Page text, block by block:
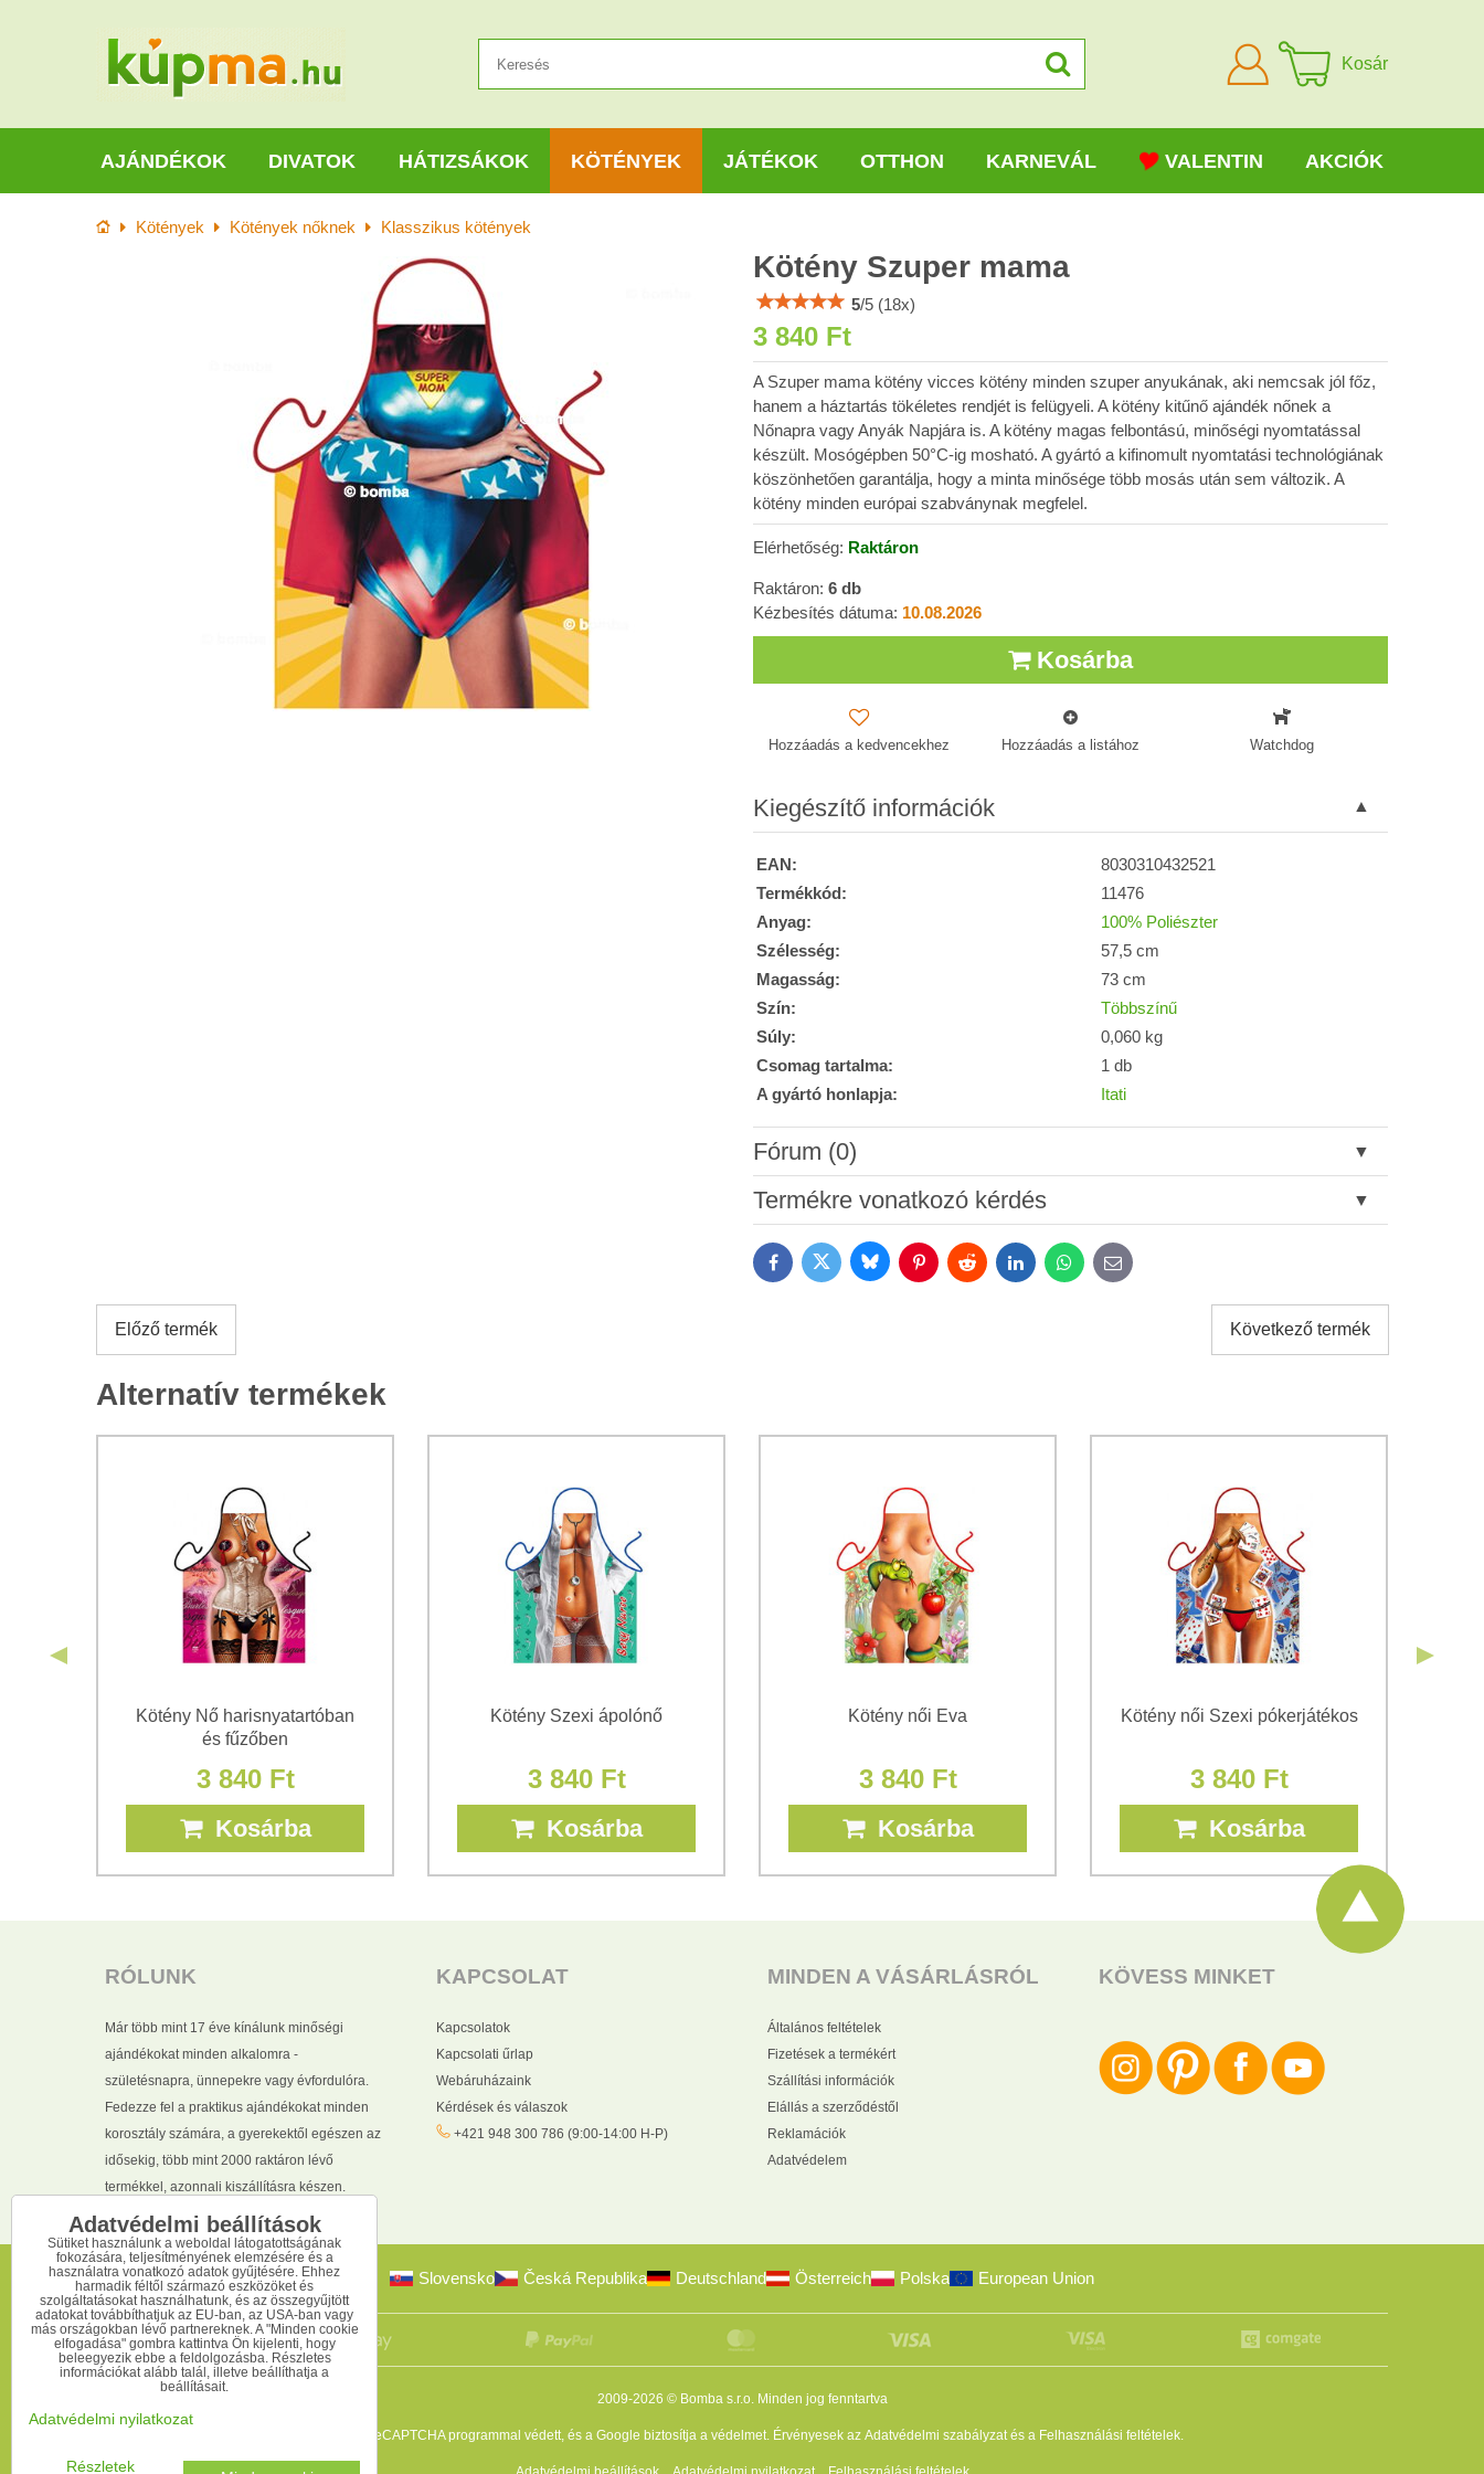
Bejelentkezni
Kosár
AJÁNDÉKOK DIVATOK HÁTIZSÁKOK KÖTÉNYEK JÁTÉKOK OTTHON KARNEVÁL VALENTIN AKCIÓK
KezdőlapKötények Kötények nőknek Klasszikus kötények
Kötény Szuper mama
5/5 (18x)
3 840 Ft
A Szuper mama kötény vicces kötény minden szuper anyukának, aki nemcsak jól főz,
hanem a háztartás tökéletes rendjét is felügyeli. A kötény kitűnő ajándék nőnek a
Nőnapra vagy Anyák Napjára is. A kötény magas felbontású, minőségi nyomtatással
készült. Mosógépben 50°C-ig mosható. A gyártó a kifinomult nyomtatási technológiának
köszönhetően garantálja, hogy a minta minősége több mosás után sem változik. A
kötény minden európai szabványnak megfelel.
Elérhetőség: Raktáron
Raktáron: 6 db
Kézbesítés dátuma: 10.08.2026
Kosárba
Hozzáadás a kedvencekhez Hozzáadás a listához Watchdog
Kiegészítő információk
EAN:
8030310432521
Termékkód:
11476
Anyag:
100% Poliészter
Szélesség:
57,5 cm
Magasság:
73 cm
Szín:
Többszínű
Súly:
0,060 kg
Csomag tartalma:
1 db
A gyártó honlapja:
Itati
Fórum (0)
Új hozzászólás
Megismertem a Bomba s.r.o.Adatvédelem feltételeit.*
Termékre vonatkozó kérdés
FacebookTwitter BlueskyPinterestReddit LinkedInWhatsApp
E-
mail
Előző termék Következő termék
Alternatív termékek
Kötény Nő harisnyatartóban
és fűzőben
3 840 Ft
Kosárba
Kötény Szexi ápolónő
3 840 Ft
Kosárba
Kötény női Eva
3 840 Ft
Kosárba
Kötény női Szexi pókerjátékos
3 840 Ft
Kosárba
RÓLUNK
Már több mint 17 éve kínálunk minőségi
ajándékokat minden alkalomra -
születésnapra, ünnepekre vagy évfordulóra.
Fedezze fel a praktikus ajándékokat minden
korosztály számára, a gyerekektől egészen az
idősekig, több mint 2000 raktáron lévő
termékkel, azonnali kiszállításra készen.
KAPCSOLAT
Kapcsolatok
Kapcsolati űrlap
Webáruházaink
Kérdések és válaszok
+421 948 300 786 (9:00-14:00 H-P)
MINDEN A VÁSÁRLÁSRÓL
Általános feltételek
Fizetések a termékért
Szállítási információk
Elállás a szerződéstől
Reklamációk
Adatvédelem
KÖVESS MINKET
Slovensko Česká Republika Deutschland Österreich Polska European Union
2009-2026 © Bomba s.r.o. Minden jog fenntartva
Ez az oldal reCAPTCHA programmal védett, és a Google biztosítja a védelmet. Érvényesek az Adatvédelmi szabályzatés a Felhasználási feltételek.
Adatvédelmi beállítások
Sütiket használunk a weboldal látogatottságának
fokozására, teljesítményének elemzésére és a
használatra vonatkozó adatok gyűjtésére. Ehhez
harmadik féltől származó eszközöket és
szolgáltatásokat használhatunk, és az összegyűjtött
adatokat továbbíthatjuk az EU-ban, az USA-ban vagy
más országokban lévő partnereknek. A "Minden cookie
elfogadása" gombra kattintva Ön kijelenti, hogy
beleegyezik ebbe a feldolgozásba. Részletes
információkat alább talál, illetve beállíthatja a
beállításait.
Adatvédelmi nyilatkozat
Részletek